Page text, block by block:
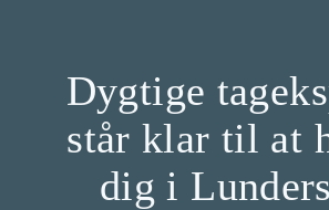
Dygtige
står klar til at
dig i